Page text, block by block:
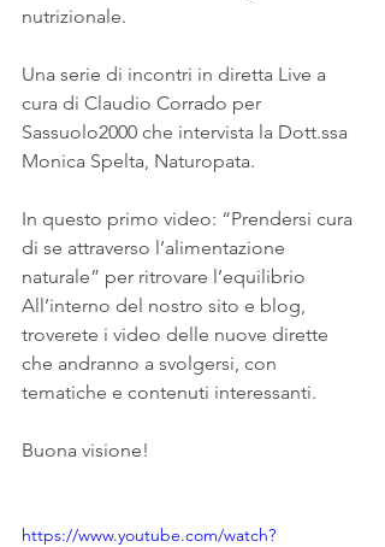
nutrizionale.
Una serie di incontri in diretta Live a
cura di Claudio Corrado per
Sassuolo2000 che intervista la Dott.ssa
Monica Spelta, Naturopata.
In questo primo video: “Prendersi cura
di se attraverso l’alimentazione
naturale” per ritrovare l’equilibrio
All’interno del nostro sito e blog,
troverete i video delle nuove dirette
che andranno a svolgersi, con
tematiche e contenuti interessanti.
Buona visione!
https://www.youtube.com/watch?